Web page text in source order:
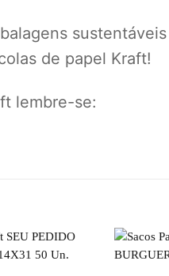
de papel Kraft!
lembre-se: